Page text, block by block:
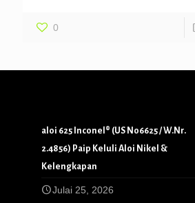
0
aloi 625 Inconel® (US N06625 / W.Nr.
2.4856) Paip Keluli Aloi Nikel &
Kelengkapan
Julai 25, 2026